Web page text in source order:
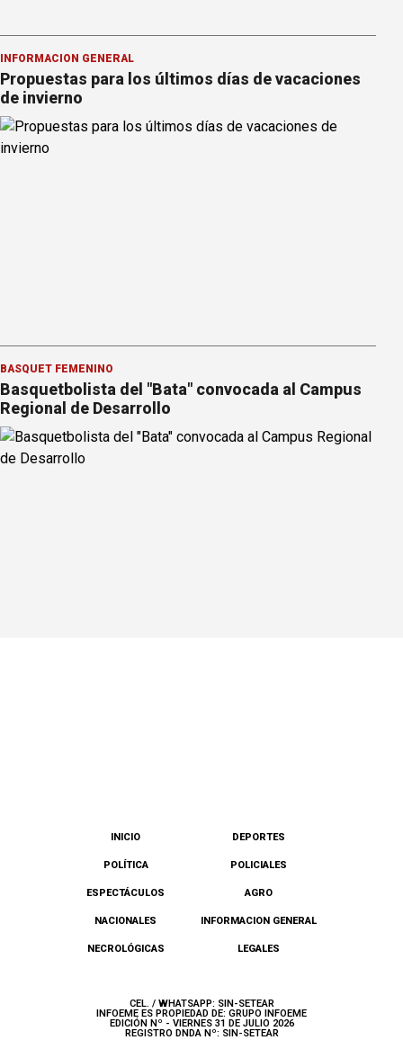
INFORMACION GENERAL
Propuestas para los últimos días de vacaciones
de invierno
BÁSQUET FEMENINO
Basquetbolista del "Bata" convocada al Campus
Regional de Desarrollo
INICIO DEPORTES
POLÍTICA POLICIALES
ESPECTÁCULOS AGRO
NACIONALES INFORMACION GENERAL
NECROLÓGICAS LEGALES
CEL. / WHATSAPP: SIN-SETEAR
INFOEME ES PROPIEDAD DE: GRUPO INFOEME
EDICIÓN Nº - VIERNES 31 DE JULIO 2026
REGISTRO DNDA Nº: SIN-SETEAR